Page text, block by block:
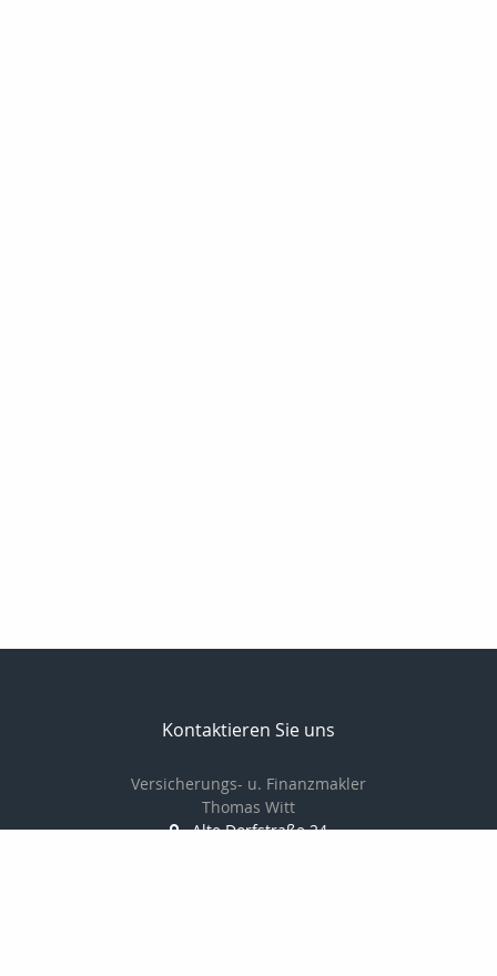
Kontaktieren Sie uns
Versicherungs- u. Finanzmakler
Thomas Witt
Alte Dorfstraße 24